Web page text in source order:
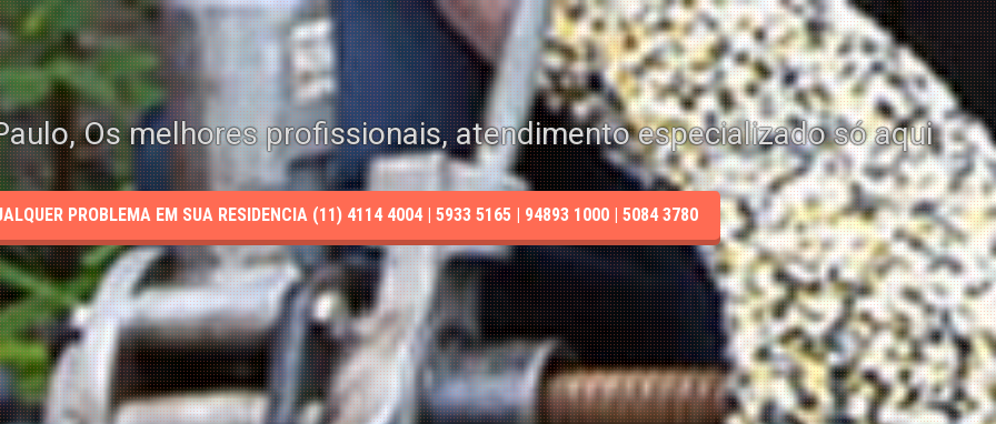
Os melhores profissionais, atendimento especializado só aqui
PROBLEMA EM SUA RESIDENCIA (11) 4114 4004 | 5933 5165 | 94893 1000 | 5084 3780